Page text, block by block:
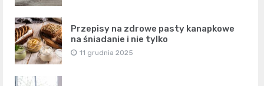
Przepisy na zdrowe pasty kanapkowe
na śniadanie i nie tylko
11 grudnia 2025